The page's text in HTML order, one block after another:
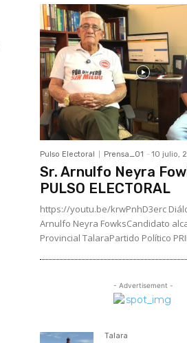
Pulso Electoral Prensa_01 - 10 julio,
Sr. Arnulfo Neyra
PULSO ELECTORAL
https://youtu.be/krwPnhD3erc
Arnulfo Neyra FowksCandidato
Provincial TalaraPartido Político
- Advertisement -
Talara